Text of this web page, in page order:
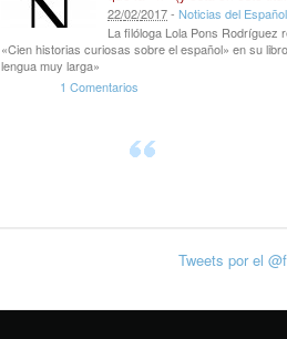
22/02/2017- Noticias del Español
La filóloga Lola Pons Rodríguez
«Cien historias curiosas sobre el español» en su
lengua muy larga»
1 Comentarios
Tweets por el